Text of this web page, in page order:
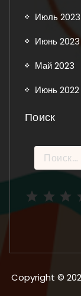
Июль 2023
Июнь 2023
Май 2023
Июнь 2022
Поиск
Найти:
Copyright ©